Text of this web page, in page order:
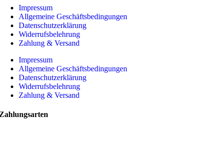
Impressum
Allgemeine Geschäftsbedingungen
Datenschutzerklärung
Widerrufsbelehrung
Zahlung & Versand
Impressum
Allgemeine Geschäftsbedingungen
Datenschutzerklärung
Widerrufsbelehrung
Zahlung & Versand